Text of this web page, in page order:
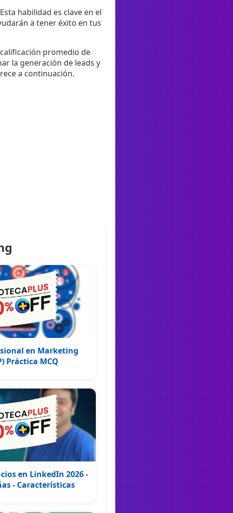
habilidad es clave en el
a tener éxito en tus
promedio de
la generación de leads y
a continuación.
en Marketing
Práctica MCQ
en LinkedIn 2026 -
- Características